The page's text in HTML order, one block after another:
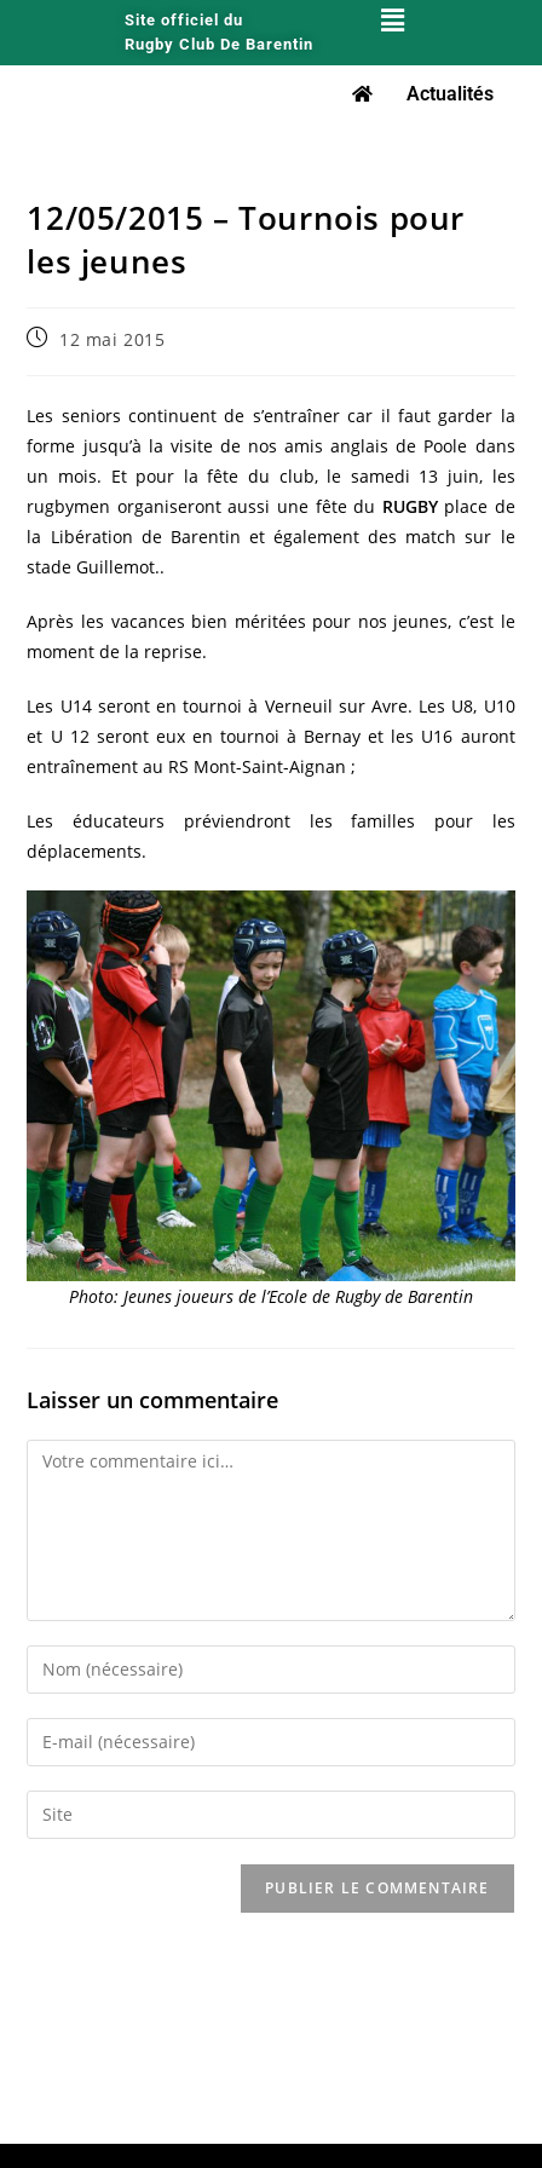
Site officiel du
Rugby Club De Barentin
Actualités
12/05/2015 – Tournois pour
les jeunes
12 mai 2015
Les seniors continuent de s’entraîner car il faut garder la
forme jusqu’à la visite de nos amis anglais de Poole dans
un mois. Et pour la fête du club, le samedi 13 juin, les
rugbymen organiseront aussi une fête du RUGBYplace de
la Libération de Barentin et également des match sur le
stade Guillemot..
Après les vacances bien méritées pour nos jeunes, c’est le
moment de la reprise.
Les U14 seront en tournoi à Verneuil sur Avre. Les U8, U10
et U 12 seront eux en tournoi à Bernay et les U16 auront
entraînement au RS Mont-Saint-Aignan ;
Les éducateurs préviendront les familles pour les
déplacements.
Photo: Jeunes joueurs de l’Ecole de Rugby de Barentin
Laisser un commentaire